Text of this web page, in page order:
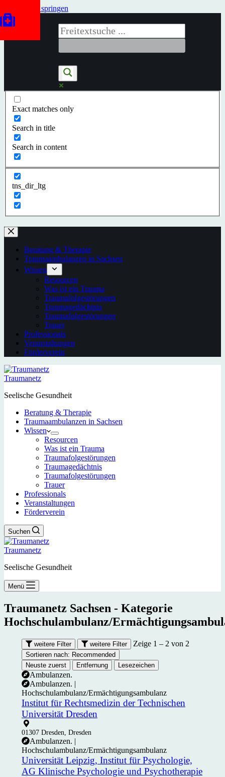
Zum Inhalt springen
Exact matches only
Search in title
Search in content
tns_dir_ltg
Beratung & Therapie
Traumaambulanzen in Sachsen
Wissen
Resourcen
Was ist ein Trauma
Traumafolgestörungen
Traumagedächtnis
Traumafolgestörungen
Trauer
Professionals
Veranstaltungen
Förderverein
Traumanetz
Seelische Gesundheit
Beratung & Therapie
Traumaambulanzen in Sachsen
Wissen
Resourcen
Was ist ein Trauma
Traumafolgestörungen
Traumagedächtnis
Traumafolgestörungen
Trauer
Professionals
Veranstaltungen
Förderverein
Suchen
Traumanetz
Seelische Gesundheit
Menü
Traumanetz Sachsen - Kategorie
Hochschulambulanz/
weitere Filter weitere Filter Zeige 1 – 2 von 2
Sortieren nach: Recommended
Neuste zuerst
Entfernung Lesezeichen
Ambulanzen.
Ambulanzen. |
Hochschulambulanz/Ermächtigungsambulanz
Institut für Rechtsmedizin der Technischen
Universität Dresden
01307 Dresden, Dresden
Ambulanzen. |
Hochschulambulanz/Ermächtigungsambulanz
Universität Leipzig, Institut für Psychologie,
AG Klinische Psychologie und Psychotherapie